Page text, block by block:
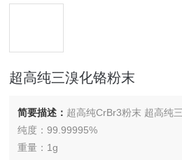
超高纯三溴化铬粉末
简要描述： 超高纯CrBr3粉末 超高纯
纯度：99.99995%
重量：1g